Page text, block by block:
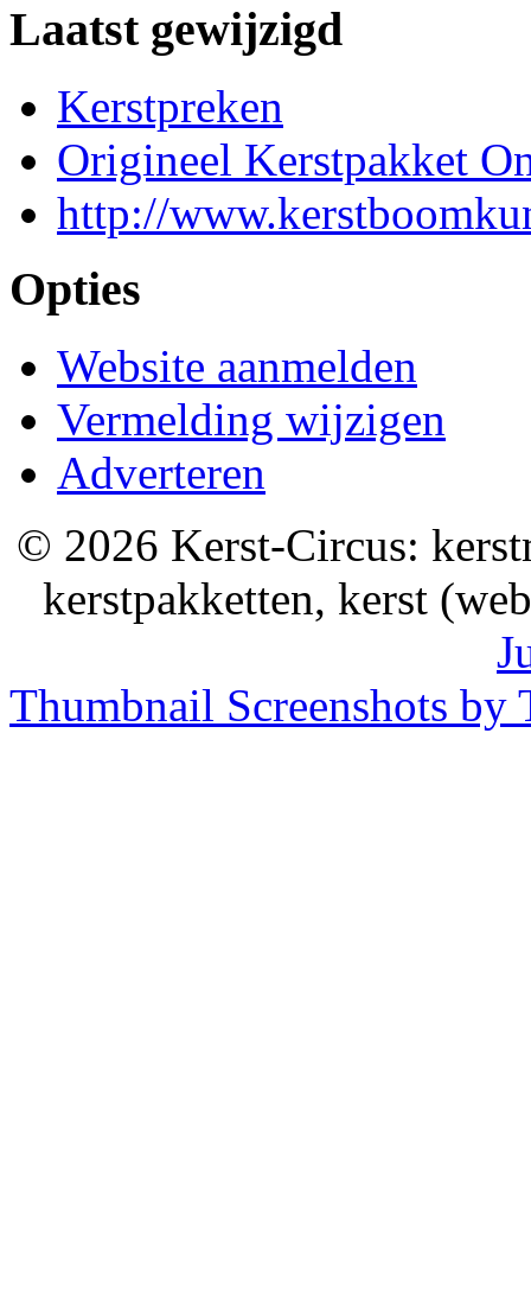
Laatst gewijzigd
Kerstpreken
Origineel Kerstpakket
http://
Opties
Website aanmelden
Vermelding wijzigen
Adverteren
© 2026 Kerst-Circus:
kerstpakketten, kerst
Thumbnail Screenshots by